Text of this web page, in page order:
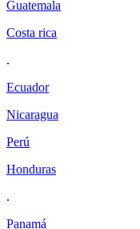
guatemala
costa rica
.
ecuador
nicaragua
perú
honduras
.
panamá